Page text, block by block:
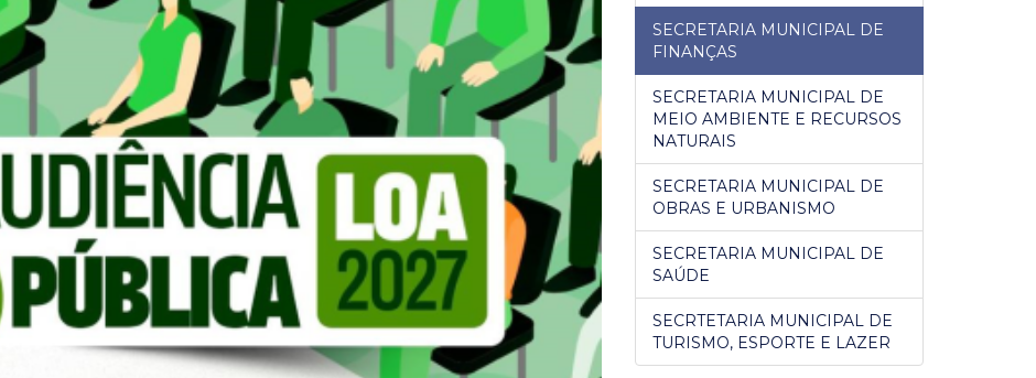
SECRETARIA MUNICIPAL DE
FINANÇAS
SECRETARIA MUNICIPAL DE
MEIO AMBIENTE E RECURSOS
NATURAIS
SECRETARIA MUNICIPAL DE
OBRAS E URBANISMO
SECRETARIA MUNICIPAL DE
SAÚDE
SECRTETARIA MUNICIPAL DE
TURISMO, ESPORTE E LAZER